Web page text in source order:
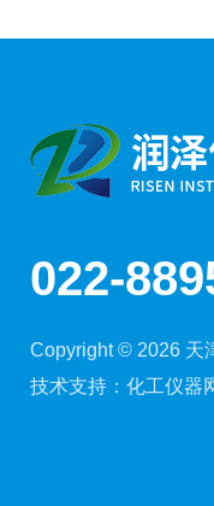
022-
Copyright © 2026 天
技术支持： 化工仪器